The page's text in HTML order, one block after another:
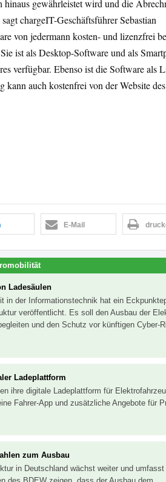
gewährleistet wird und die
chargeIT-Geschäftsführer Sebastian
von jedermann kosten- und lizenzfrei
ist als Desktop-Software und als
verfügbar. Ebenso ist die Software als
auch kostenfrei von der Website des
E-Mail
Ladesäulen
in der Informationstechnik hat ein
veröffentlicht. Es soll den Ausbau der
und den Schutz vor künftigen Cyber-
Ladeplattform
ihre digitale Ladeplattform für
Fahrer-App und zusätzliche Angebote für
zum Ausbau
in Deutschland wächst weiter und